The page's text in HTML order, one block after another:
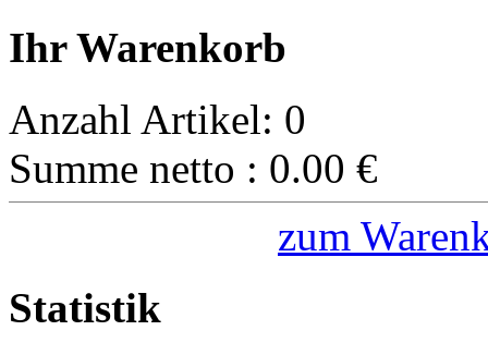
Ihr Warenkorb
Anzahl Artikel: 0
Summe netto : 0.00 €
zum
Statistik